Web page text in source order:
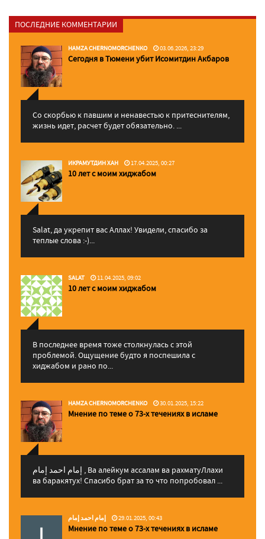
ПОСЛЕДНИЕ КОММЕНТАРИИ
HAMZA CHERNOMORCHENKO 03.06.2026, 23:29
Сегодня в Тюмени убит Исомитдин Акбаров
Со скорбью к павшим и ненавестью к притеснителям,
жизнь идет, расчет будет обязательно. ...
ИКРАМУТДИН ХАН 17.04.2025, 00:27
10 лет с моим хиджабом
Salat, да укрепит вас Аллаx! Увидели, спасибо за
теплые слова :-)...
SALAT 11.04.2025, 09:02
10 лет с моим хиджабом
В последнее время тоже столкнулась с этой
проблемой. Ощущение будто я поспешила с
хиджабом и рано по...
HAMZA CHERNOMORCHENKO 30.01.2025, 15:22
Мнение по теме о 73-х течениях в исламе
إمام احمد إمام , Ва алейкум ассалам ва рахматуЛлахи
ва баракятух! Спасибо брат за то что попробовал ...
إمام احمد إمام 29.01.2025, 00:43
Мнение по теме о 73-х течениях в исламе